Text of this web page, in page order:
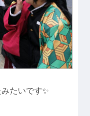
たいです✨